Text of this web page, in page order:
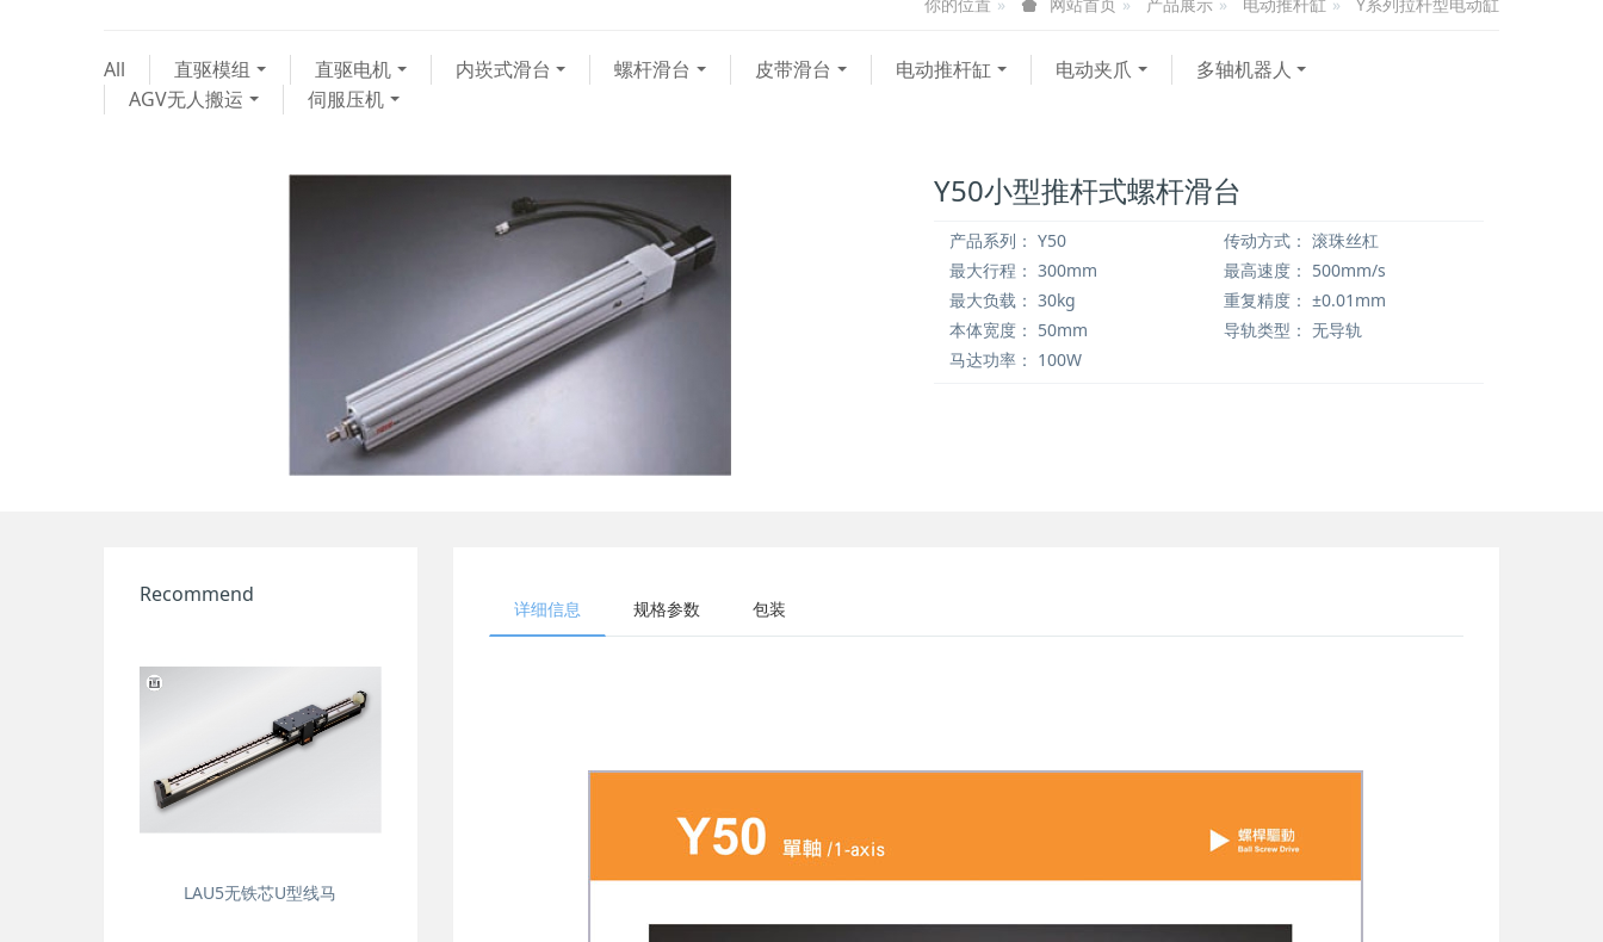
网站首页
All 直驱模组 直驱电机 内崁式滑台 螺杆滑台 皮带滑台 电动推杆缸 电动夹爪
多轴机器人
AGV无人搬运
伺服压机
Y50小型推杆式螺杆滑台
产品系列： Y50 传动方式： 滚珠丝杠
最大行程： 300mm 最高速度： 500mm/s
最大负载： 30kg 重复精度： ±0.01mm
本体宽度： 50mm 导轨类型： 无导轨
马达功率： 100W
详细信息 规格参数 包装
Recommend
LAU5无铁芯U型线马